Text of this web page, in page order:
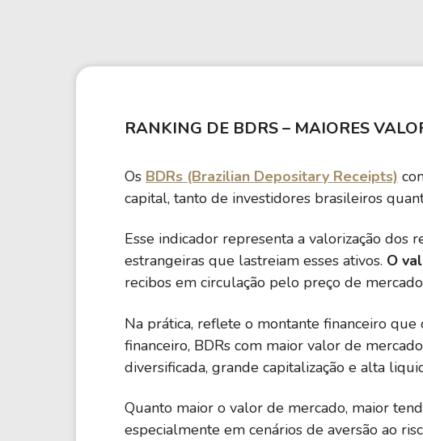
RANKING DE BDRS – MAIORES
Os BDRs (Brazilian Depositary Receipts)
capital, tanto de investidores brasileiros
Esse indicador representa a valorização dos
estrangeiras que lastreiam esses ativos. O
recibos em circulação pelo preço de
Na prática, reflete o montante financeiro
financeiro, BDRs com maior valor de
diversificada, grande capitalização e alta
Quanto maior o valor de mercado, maior
especialmente em cenários de aversão ao